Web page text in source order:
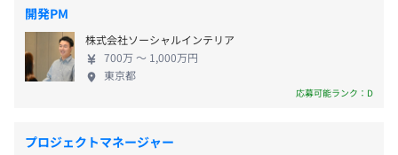
3～4人のチームで機能開発を行います。基本的にはチーム
開発となりますが、稀に小規模な開発は1名単独で行うこ
ともあります。
無期雇用
開発PM
株式会社ソーシャルインテリア
700万 〜 1,000万円
東京都
応募可能ランク：D
プロジェクトマネージャー